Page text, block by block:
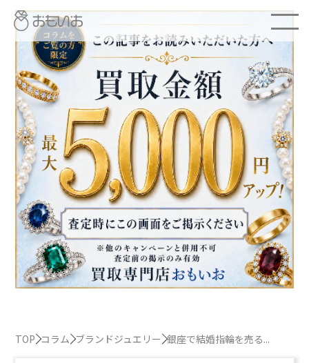
TOP コラム ブランドジュエリー 銀座で結婚指輪を売る...